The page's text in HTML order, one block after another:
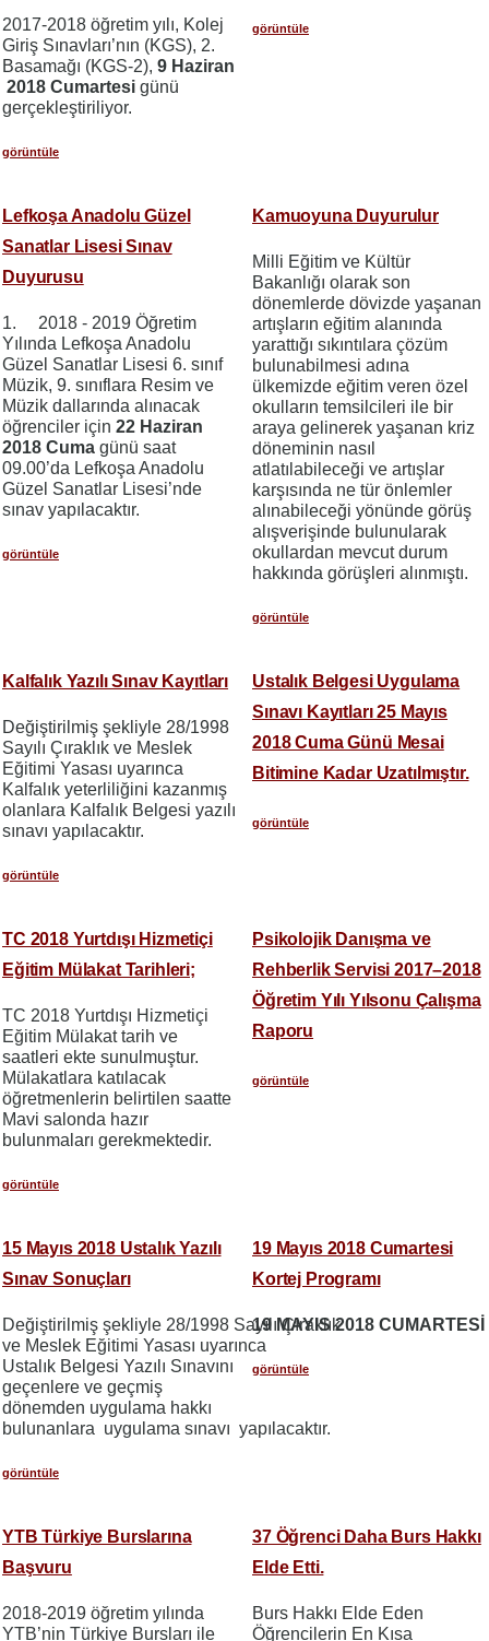
2017-2018 öğretim yılı, Kolej
Giriş Sınavları’nın (KGS), 2.
Basamağı (KGS-2), 9 Haziran
2018 Cumartesi günü
gerçekleştiriliyor.
görüntüle
görüntüle
Lefkoşa Anadolu Güzel
Sanatlar Lisesi Sınav
Duyurusu
1. 2018 - 2019 Öğretim
Yılında Lefkoşa Anadolu
Güzel Sanatlar Lisesi 6. sınıf
Müzik, 9. sınıflara Resim ve
Müzik dallarında alınacak
öğrenciler için 22 Haziran
2018 Cuma günü saat
09.00’da Lefkoşa Anadolu
Güzel Sanatlar Lisesi’nde
sınav yapılacaktır.
görüntüle
Kamuoyuna Duyurulur
Milli Eğitim ve Kültür
Bakanlığı olarak son
dönemlerde dövizde yaşanan
artışların eğitim alanında
yarattığı sıkıntılara çözüm
bulunabilmesi adına
ülkemizde eğitim veren özel
okulların temsilcileri ile bir
araya gelinerek yaşanan kriz
döneminin nasıl
atlatılabileceği ve artışlar
karşısında ne tür önlemler
alınabileceği yönünde görüş
alışverişinde bulunularak
okullardan mevcut durum
hakkında görüşleri alınmıştı.
görüntüle
Kalfalık Yazılı Sınav Kayıtları
Değiştirilmiş şekliyle 28/1998
Sayılı Çıraklık ve Meslek
Eğitimi Yasası uyarınca
Kalfalık yeterliliğini kazanmış
olanlara Kalfalık Belgesi yazılı
sınavı yapılacaktır.
görüntüle
Ustalık Belgesi Uygulama
Sınavı Kayıtları 25 Mayıs
2018 Cuma Günü Mesai
Bitimine Kadar Uzatılmıştır.
görüntüle
TC 2018 Yurtdışı Hizmetiçi
Eğitim Mülakat Tarihleri;
TC 2018 Yurtdışı Hizmetiçi
Eğitim Mülakat tarih ve
saatleri ekte sunulmuştur.
Mülakatlara katılacak
öğretmenlerin belirtilen saatte
Mavi salonda hazır
bulunmaları gerekmektedir.
görüntüle
Psikolojik Danışma ve
Rehberlik Servisi 2017–2018
Öğretim Yılı Yılsonu Çalışma
Raporu
görüntüle
15 Mayıs 2018 Ustalık Yazılı
Sınav Sonuçları
Değiştirilmiş şekliyle 28/1998 Sayılı Çıraklık
ve Meslek Eğitimi Yasası uyarınca
Ustalık Belgesi Yazılı Sınavını
geçenlere ve geçmiş
dönemden uygulama hakkı
bulunanlara uygulama sınavı yapılacaktır.
görüntüle
19 Mayıs 2018 Cumartesi
Kortej Programı
19 MAYIS 2018 CUMARTESİ
görüntüle
YTB Türkiye Burslarına
Başvuru
2018-2019 öğretim yılında
YTB’nin Türkiye Bursları ile
37 Öğrenci Daha Burs Hakkı
Elde Etti.
Burs Hakkı Elde Eden
Öğrencilerin En Kısa